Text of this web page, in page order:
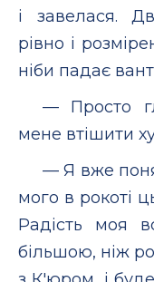
і завелася.
рівно і
ніби падає
— Просто
мене втішити
— Я вже
мого в рокоті
Радість моя
більшою, ніж